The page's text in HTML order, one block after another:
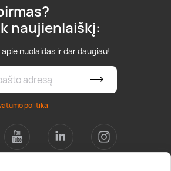
naujienlaiškį:
nuolaidas ir dar daugiau!
politika